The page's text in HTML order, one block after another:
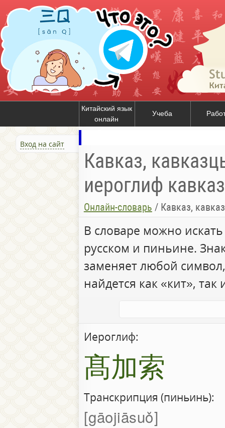
Китайский язык
онлайн
Учеба
Вход на сайт
Кавказ,
иероглиф
Онлайн-словарь / Кавказ,
В словаре можно
русском и пиньине.
заменяет любой
найдется как «кит», так
Иероглиф:
髙加索
Транскрипция (пиньинь):
gāojiāsuǒ